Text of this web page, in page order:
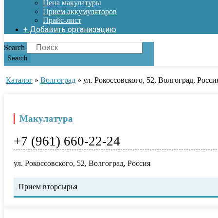
Цена макулатуры
Прием аккумуляторов
Прайс-лист
+ Добавить организацию
Search
Search
Каталог » Волгоград » ул. Рокоссовского, 52, Волгоград,
Макулатура
+7 (961) 660-22-24
ул. Рокоссовского, 52, Волгоград, Россия
Прием вторсырья